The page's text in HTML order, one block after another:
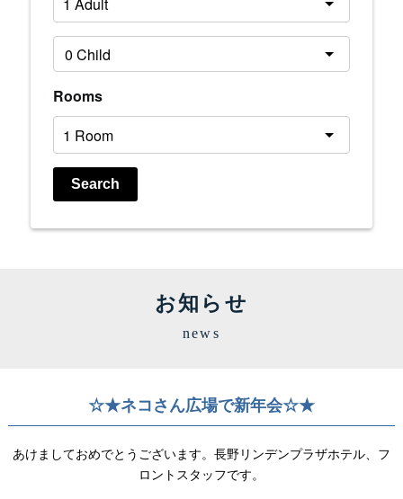
Rooms
Search
お知らせ
news
☆★ネコさん広場で新年会☆★
あけましておめでとうございます。長野リンデンプラザホテル、フ
ロントスタッフです。